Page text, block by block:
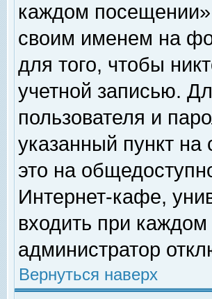
каждом посещении»
своим именем на
для того, чтобы
учетной записью.
пользователя и
указанный пункт
это на
Интернет-кафе,
входить при каждом
администратор
Вернуться наверх